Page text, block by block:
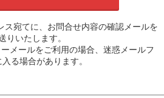
ス宛てに、お問合せ内容の確認メールを
りいたします。
メールをご利用の場合、迷惑メールフ
る場合があります。